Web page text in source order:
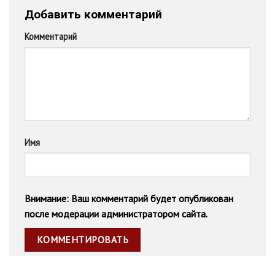
Добавить комментарий
Комментарий
Имя
Внимание: Ваш комментарий будет опубликован
после модерации администратором сайта.